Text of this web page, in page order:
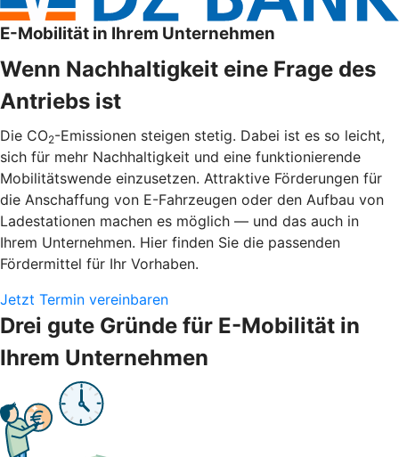
E-Mobilität in Ihrem Unternehmen
Wenn Nachhaltigkeit eine Frage des
Antriebs ist
Die CO2-Emissionen steigen stetig. Dabei ist es so leicht,
sich für mehr Nachhaltigkeit und eine funktionierende
Mobilitätswende einzusetzen. Attraktive Förderungen für
die Anschaffung von E-Fahrzeugen oder den Aufbau von
Ladestationen machen es möglich — und das auch in
Ihrem Unternehmen. Hier finden Sie die passenden
Fördermittel für Ihr Vorhaben.
Jetzt Termin vereinbaren
Drei gute Gründe für E-Mobilität in
Ihrem Unternehmen